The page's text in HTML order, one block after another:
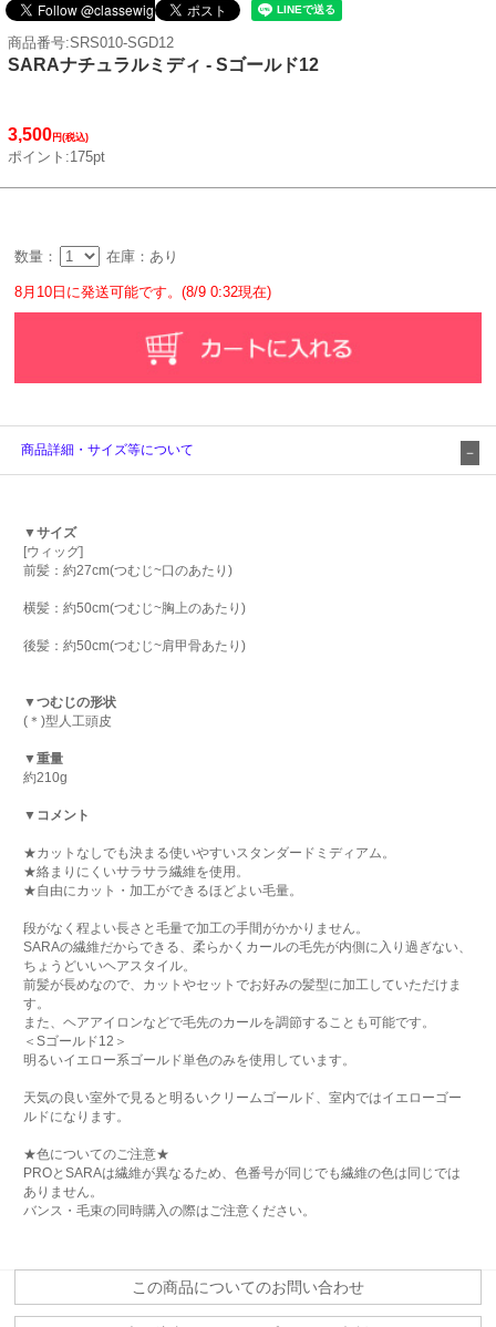
商品番号:SRS010-SGD12
SARAナチュラルミディ - Sゴールド12
3,500円(税込)
ポイント:175pt
数量： 在庫：あり
8月10日に発送可能です。(8/9 0:32現在)
商品詳細・サイズ等について
▼サイズ
[ウィッグ]
前髪：約27cm(つむじ~口のあたり)
横髪：約50cm(つむじ~胸上のあたり)
後髪：約50cm(つむじ~肩甲骨あたり)
▼つむじの形状
(＊)型人工頭皮
▼重量
約210g
▼コメント
★カットなしでも決まる使いやすいスタンダードミディアム。
★絡まりにくいサラサラ繊維を使用。
★自由にカット・加工ができるほどよい毛量。
段がなく程よい長さと毛量で加工の手間がかかりません。
SARAの繊維だからできる、柔らかくカールの毛先が内側に入り過ぎない、
ちょうどいいヘアスタイル。
前髪が長めなので、カットやセットでお好みの髪型に加工していただけま
す。
また、ヘアアイロンなどで毛先のカールを調節することも可能です。
＜Sゴールド12＞
明るいイエロー系ゴールド単色のみを使用しています。
天気の良い室外で見ると明るいクリームゴールド、室内ではイエローゴー
ルドになります。
★色についてのご注意★
PROとSARAは繊維が異なるため、色番号が同じでも繊維の色は同じでは
ありません。
バンス・毛束の同時購入の際はご注意ください。
この商品についてのお問い合わせ